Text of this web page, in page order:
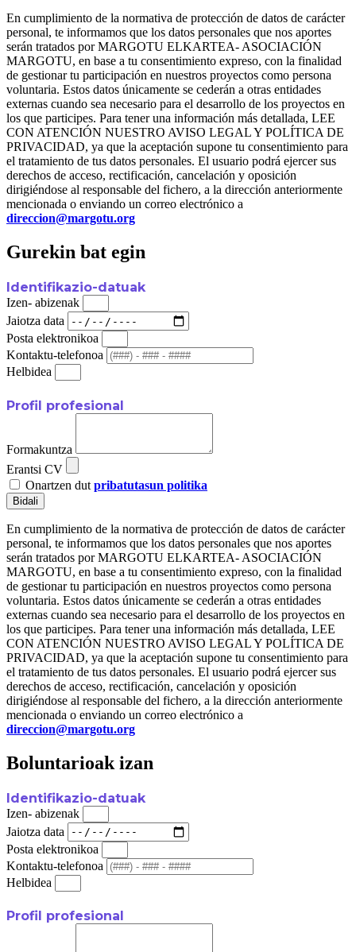
En cumplimiento de la normativa de protección de datos de carácter
personal, te informamos que los datos personales que nos aportes
serán tratados por MARGOTU ELKARTEA- ASOCIACIÓN
MARGOTU, en base a tu consentimiento expreso, con la finalidad
de gestionar tu participación en nuestros proyectos como persona
voluntaria. Estos datos únicamente se cederán a otras entidades
externas cuando sea necesario para el desarrollo de los proyectos en
los que participes. Para tener una información más detallada, LEE
CON ATENCIÓN NUESTRO AVISO LEGAL Y POLÍTICA DE
PRIVACIDAD, ya que la aceptación supone tu consentimiento para
el tratamiento de tus datos personales. El usuario podrá ejercer sus
derechos de acceso, rectificación, cancelación y oposición
dirigiéndose al responsable del fichero, a la dirección anteriormente
mencionada o enviando un correo electrónico a
direccion@margotu.org
Gurekin bat egin
Identifikazio-datuak
Izen- abizenak
Jaiotza data
Posta elektronikoa
Kontaktu-telefonoa
Helbidea
Profil profesional
Formakuntza
Erantsi CV
Onartzen dut pribatutasun politika
Bidali
En cumplimiento de la normativa de protección de datos de carácter
personal, te informamos que los datos personales que nos aportes
serán tratados por MARGOTU ELKARTEA- ASOCIACIÓN
MARGOTU, en base a tu consentimiento expreso, con la finalidad
de gestionar tu participación en nuestros proyectos como persona
voluntaria. Estos datos únicamente se cederán a otras entidades
externas cuando sea necesario para el desarrollo de los proyectos en
los que participes. Para tener una información más detallada, LEE
CON ATENCIÓN NUESTRO AVISO LEGAL Y POLÍTICA DE
PRIVACIDAD, ya que la aceptación supone tu consentimiento para
el tratamiento de tus datos personales. El usuario podrá ejercer sus
derechos de acceso, rectificación, cancelación y oposición
dirigiéndose al responsable del fichero, a la dirección anteriormente
mencionada o enviando un correo electrónico a
direccion@margotu.org
Boluntarioak izan
Identifikazio-datuak
Izen- abizenak
Jaiotza data
Posta elektronikoa
Kontaktu-telefonoa
Helbidea
Profil profesional